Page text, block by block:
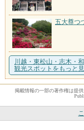
五大尊つ
川越・東松山・志木・
観光スポットをもっと
掲載情報の一部の著作権は提供